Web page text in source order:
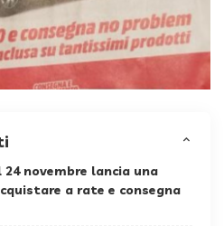
novembre lancia una
a rate e consegna